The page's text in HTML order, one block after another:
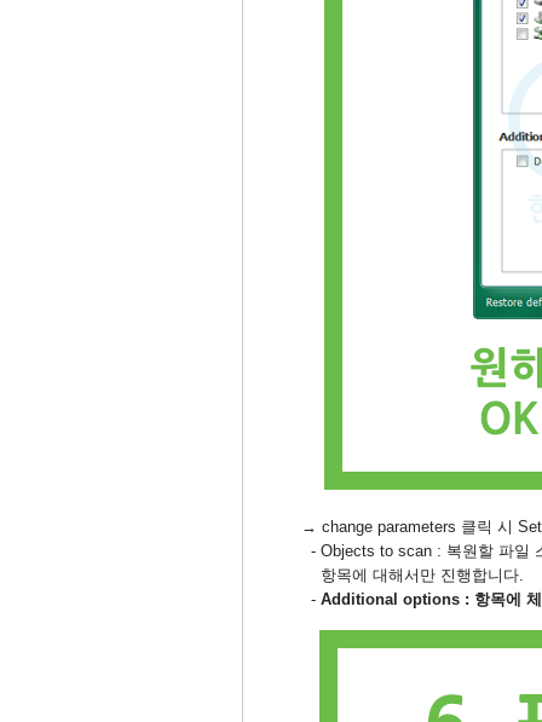
→ change parameters 클릭 시
- Objects to scan : 복원할 파일
항목에 대해서만 진행합니다.
- Additional options : 항목에 체